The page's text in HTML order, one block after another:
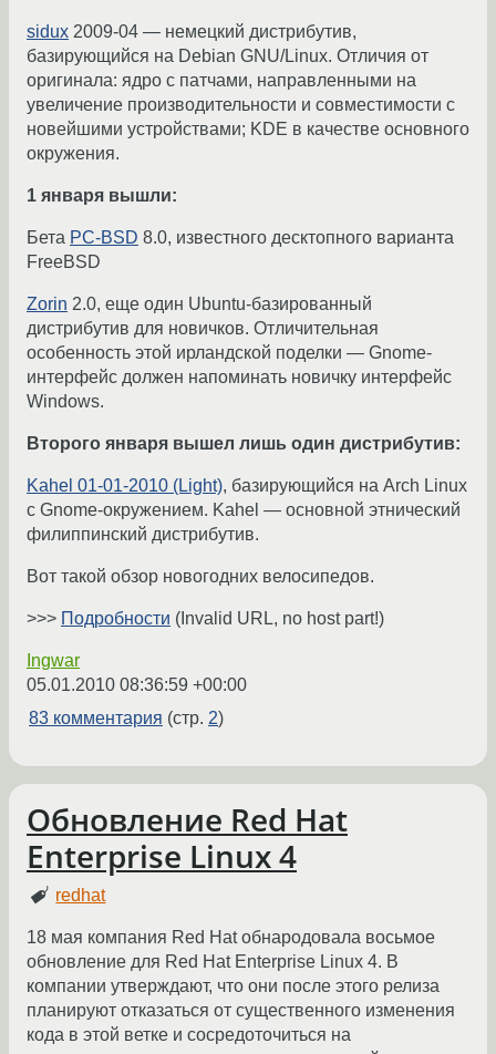
sidux 2009-04 — немецкий дистрибутив,
базирующийся на Debian GNU/Linux. Отличия от
оригинала: ядро с патчами, направленными на
увеличение производительности и совместимости с
новейшими устройствами; KDE в качестве основного
окружения.
1 января вышли:
Бета PC-BSD 8.0, известного десктопного варианта
FreeBSD
Zorin 2.0, еще один Ubuntu-базированный
дистрибутив для новичков. Отличительная
особенность этой ирландской поделки — Gnome-
интерфейс должен напоминать новичку интерфейс
Windows.
Второго января вышел лишь один дистрибутив:
Kahel 01-01-2010 (Light), базирующийся на Arch Linux
с Gnome-окружением. Kahel — основной этнический
филиппинский дистрибутив.
Вот такой обзор новогодних велосипедов.
>>> Подробности (Invalid URL, no host part!)
Ingwar
05.01.2010 08:36:59 +00:00
83 комментария (стр. 2)
Обновление Red Hat
Enterprise Linux 4
redhat
18 мая компания Red Hat обнародовала восьмое
обновление для Red Hat Enterprise Linux 4. В
компании утверждают, что они после этого релиза
планируют отказаться от существенного изменения
кода в этой ветке и сосредоточиться на